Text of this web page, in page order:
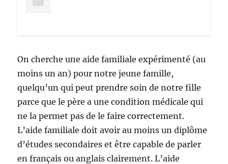
On cherche une aide familiale expérimenté (au
moins un an) pour notre jeune famille,
quelqu’un qui peut prendre soin de notre fille
parce que le père a une condition médicale qui
ne la permet pas de le faire correctement.
L’aide familiale doit avoir au moins un diplôme
d’études secondaires et être capable de parler
en français ou anglais clairement. L’aide